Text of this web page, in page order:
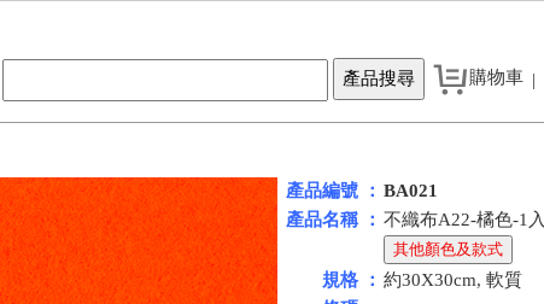
購物車 |
產品編號 ： BA021
產品名稱 ： 不織布A22-橘色-1入
規格 ： 約30X30cm, 軟質